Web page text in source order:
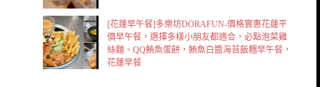
[花蓮早午餐]多樂坊DORAFUN-價格實惠花蓮平
價早午餐，選擇多樣小朋友都適合，必點泡菜雞
絲麵、QQ鮪魚蛋餅，鮪魚白醬海苔飯糰早午餐，
花蓮早餐